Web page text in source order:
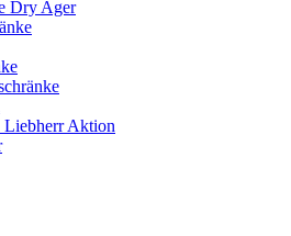
Dry Ager
Liebherr Aktion